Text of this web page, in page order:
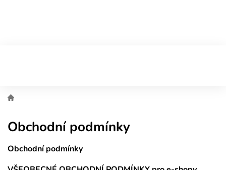
Obchodní podmínky
Obchodní podmínky